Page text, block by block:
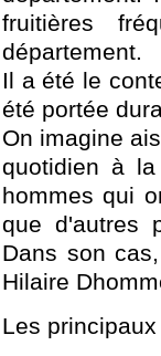
fruitières
département.
Il a été le
été portée
On imagine
quotidien à
hommes qui
que d'autres
Dans son
Hilaire
Les